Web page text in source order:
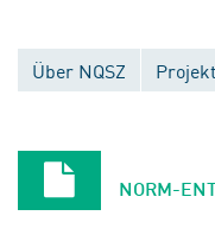
Über NQSZ
NORM-